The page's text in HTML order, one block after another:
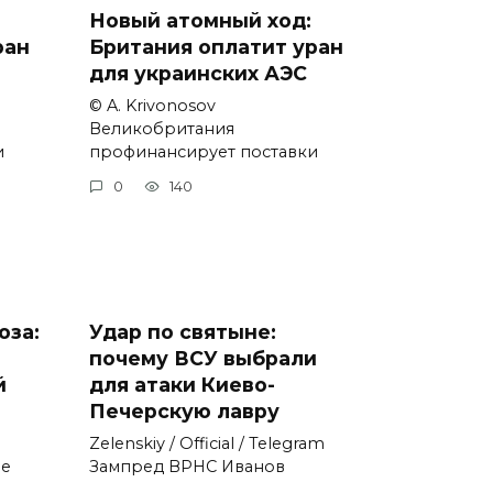
Новый атомный ход:
Британия оплатит уран
для украинских АЭС
© A. Krivonosov
Великобритания
профинансирует поставки
0 140
Удар по святыне:
почему ВСУ выбрали
для атаки Киево-
Печерскую лавру
Zеlеnskiу / Оfficiаl / Telegram
Зампред ВРНС Иванов